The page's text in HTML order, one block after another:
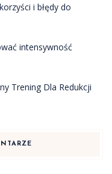
i błędy do
intensywność
Trening Dla Redukcji